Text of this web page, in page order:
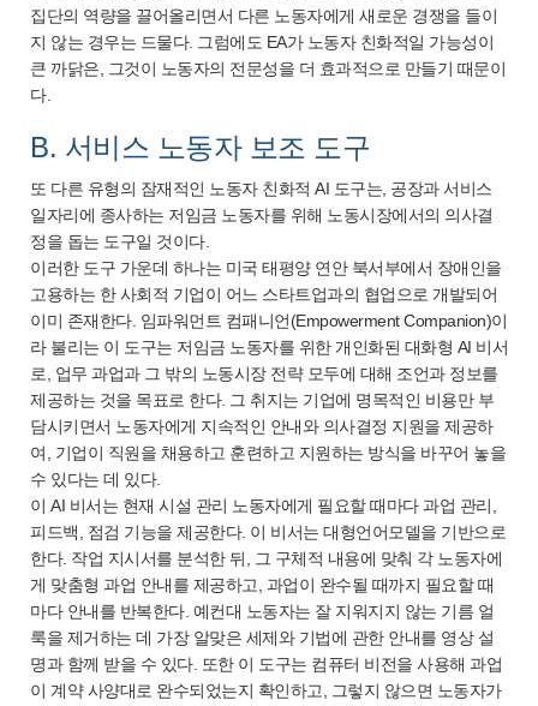
집단의 역량을 끌어올리면서 다른 노동자에게 새로운 경쟁을 들이
지 않는 경우는 드물다. 그럼에도 EA가 노동자 친화적일 가능성이
큰 까닭은, 그것이 노동자의 전문성을 더 효과적으로 만들기 때문이
다.
B. 서비스 노동자 보조 도구
또 다른 유형의 잠재적인 노동자 친화적 AI 도구는, 공장과 서비스
일자리에 종사하는 저임금 노동자를 위해 노동시장에서의 의사결
정을 돕는 도구일 것이다.
이러한 도구 가운데 하나는 미국 태평양 연안 북서부에서 장애인을
고용하는 한 사회적 기업이 어느 스타트업과의 협업으로 개발되어
이미 존재한다. 임파워먼트 컴패니언(Empowerment Companion)이
라 불리는 이 도구는 저임금 노동자를 위한 개인화된 대화형 AI 비서
로, 업무 과업과 그 밖의 노동시장 전략 모두에 대해 조언과 정보를
제공하는 것을 목표로 한다. 그 취지는 기업에 명목적인 비용만 부
담시키면서 노동자에게 지속적인 안내와 의사결정 지원을 제공하
여, 기업이 직원을 채용하고 훈련하고 지원하는 방식을 바꾸어 놓을
수 있다는 데 있다.
이 AI 비서는 현재 시설 관리 노동자에게 필요할 때마다 과업 관리,
피드백, 점검 기능을 제공한다. 이 비서는 대형언어모델을 기반으로
한다. 작업 지시서를 분석한 뒤, 그 구체적 내용에 맞춰 각 노동자에
게 맞춤형 과업 안내를 제공하고, 과업이 완수될 때까지 필요할 때
마다 안내를 반복한다. 예컨대 노동자는 잘 지워지지 않는 기름 얼
룩을 제거하는 데 가장 알맞은 세제와 기법에 관한 안내를 영상 설
명과 함께 받을 수 있다. 또한 이 도구는 컴퓨터 비전을 사용해 과업
이 계약 사양대로 완수되었는지 확인하고, 그렇지 않으면 노동자가